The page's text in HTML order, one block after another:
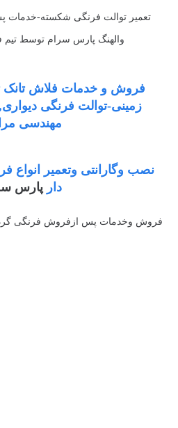
تعمیر توالت فرنگی شکسته-خدمات
والهنگ پارس سرام توسط
فروش و خدمات فلاش تانک
زمینی-توالت فرنگی
مهندسی
نصب وگارانتی وتعمیر انواع
دار پارس
فروش وخدمات پس ازفروش فرنگی